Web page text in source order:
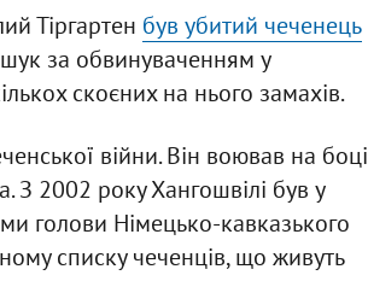
Тіргартен був убитий чеченець
за обвинуваченням у
скоєних на нього замахів.
війни. Він воював на боці
З 2002 року Хангошвілі був у
голови Німецько-кавказького
списку чеченців, що живуть